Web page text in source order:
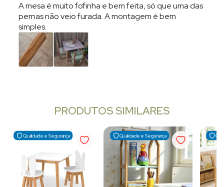
A mesa é muito fofinha e bem feita, só que uma das
pernas não veio furada. A montagem é bem
simples.
PRODUTOS SIMILARES
Qualidade e Segurança Qualidade e Segurança